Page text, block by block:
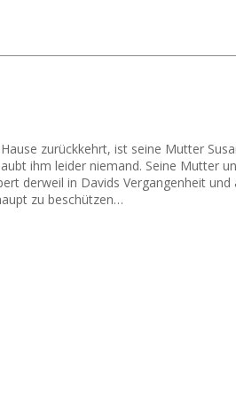
zurückkehrt, ist seine Mutter
ihm leider niemand. Seine Mutter
derweil in Davids Vergangenheit
zu beschützen…